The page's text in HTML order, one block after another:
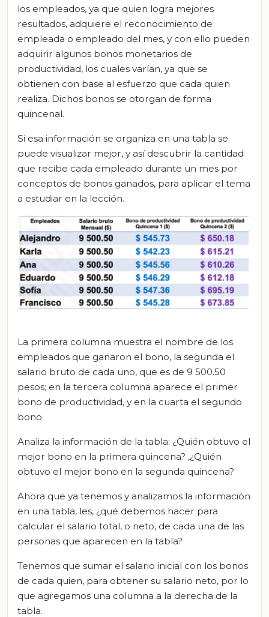
los empleados, ya que quien logra mejores
resultados, adquiere el reconocimiento de
empleada o empleado del mes, y con ello pueden
adquirir algunos bonos monetarios de
productividad, los cuales varían, ya que se
obtienen con base al esfuerzo que cada quien
realiza. Dichos bonos se otorgan de forma
quincenal.
Si esa información se organiza en una tabla se
puede visualizar mejor, y así descubrir la cantidad
que recibe cada empleado durante un mes por
conceptos de bonos ganados, para aplicar el tema
a estudiar en la lección.
La primera columna muestra el nombre de los
empleados que ganaron el bono, la segunda el
salario bruto de cada uno, que es de 9 500.50
pesos; en la tercera columna aparece el primer
bono de productividad, y en la cuarta el segundo
bono.
Analiza la información de la tabla: ¿Quién obtuvo el
mejor bono en la primera quincena? ,¿Quién
obtuvo el mejor bono en la segunda quincena?
Ahora que ya tenemos y analizamos la información
en una tabla, les, ¿qué debemos hacer para
calcular el salario total, o neto, de cada una de las
personas que aparecen en la tabla?
Tenemos que sumar el salario inicial con los bonos
de cada quien, para obtener su salario neto, por lo
que agregamos una columna a la derecha de la
tabla.